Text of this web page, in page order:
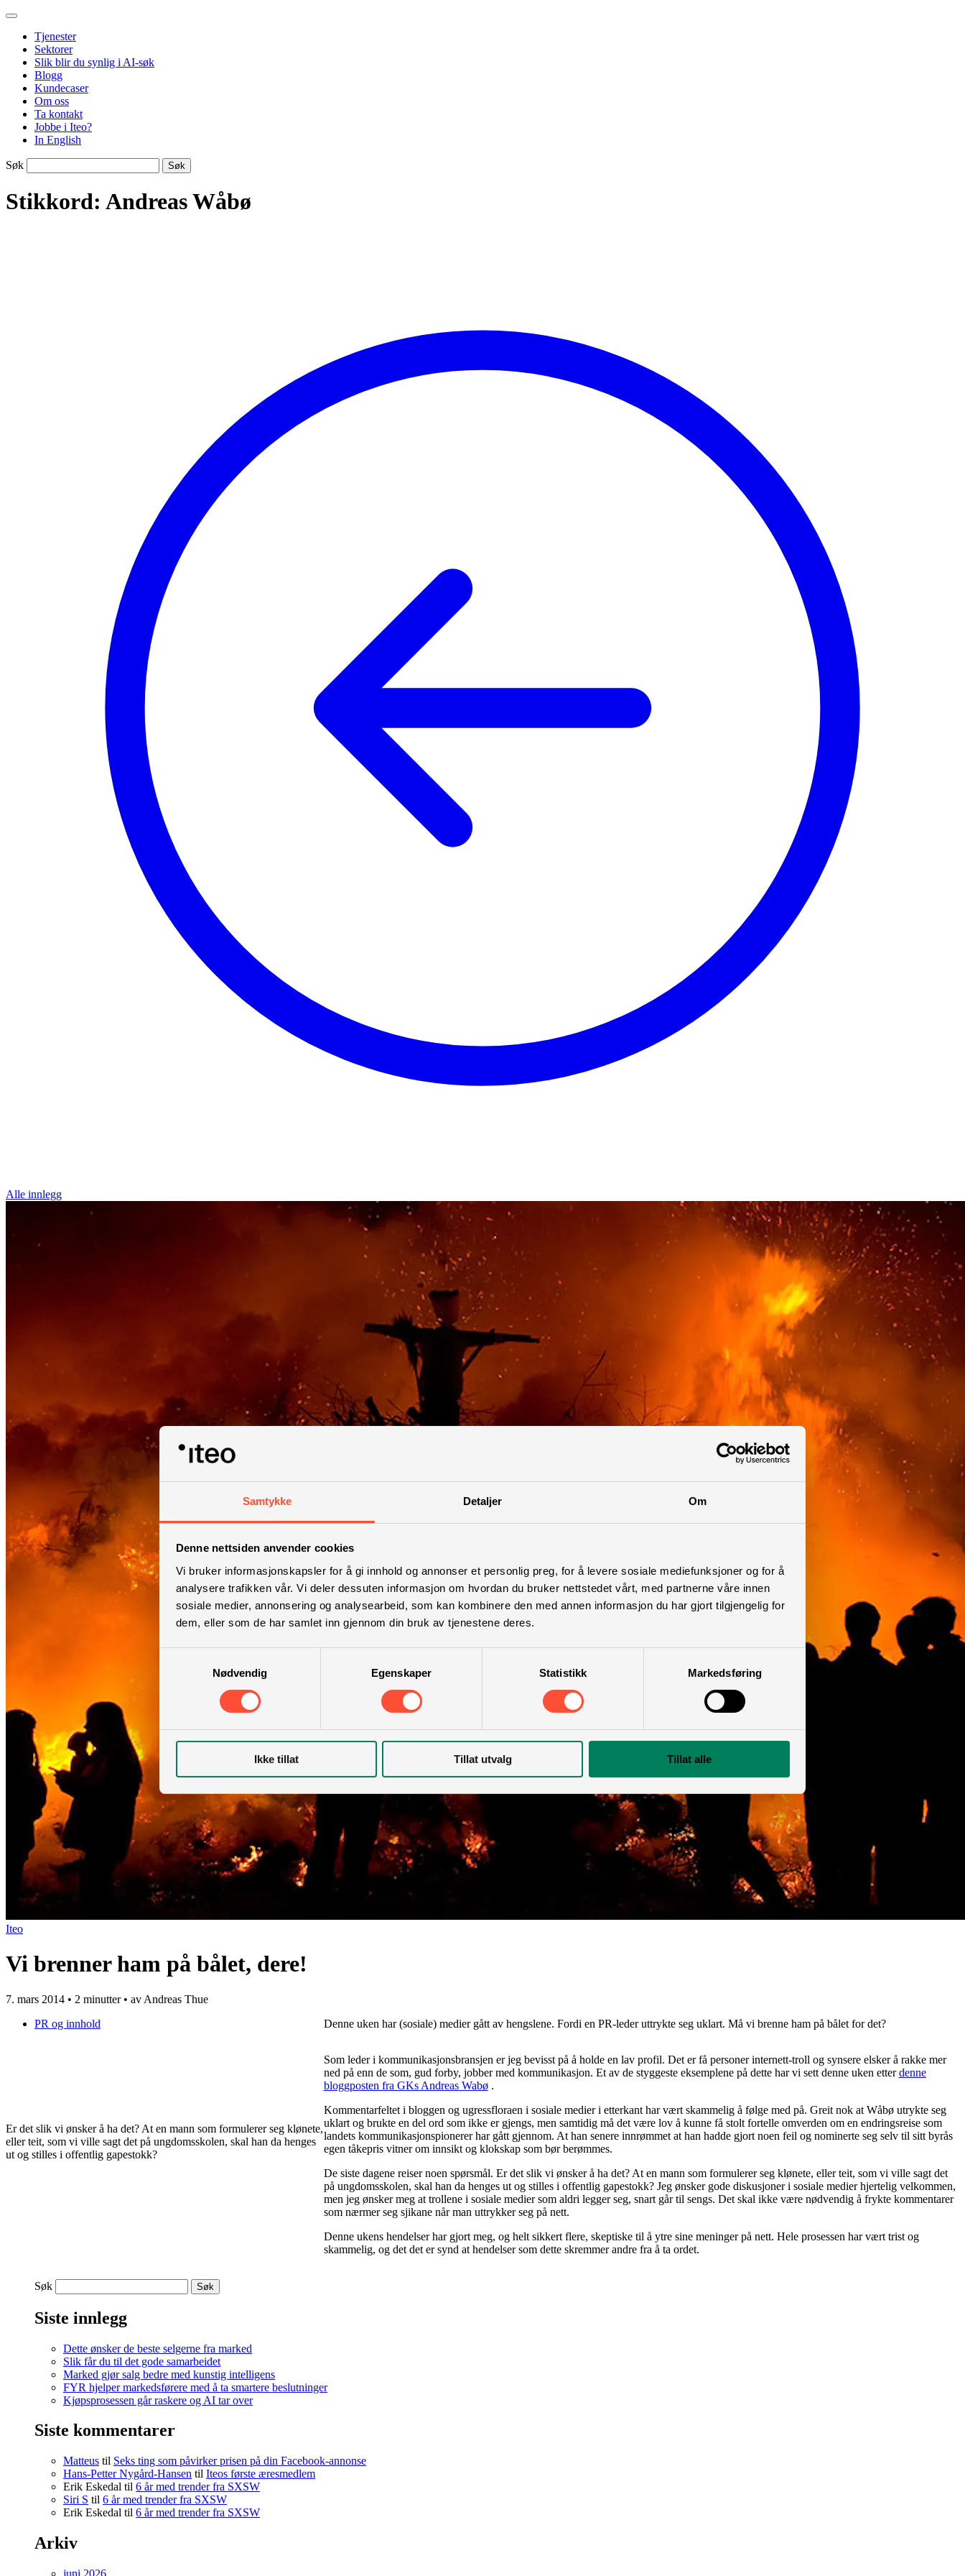
Samtykke Detaljer Om
Denne nettsiden anvender cookies
Vi bruker informasjonskapsler for å gi innhold og annonser et personlig preg, for å levere sosiale mediefunksjoner og for å
analysere trafikken vår. Vi deler dessuten informasjon om hvordan du bruker nettstedet vårt, med partnerne våre innen
sosiale medier, annonsering og analysearbeid, som kan kombinere den med annen informasjon du har gjort tilgjengelig for
dem, eller som de har samlet inn gjennom din bruk av tjenestene deres.
Nødvendig
Egenskaper Statistikk Markedsføring
Ikke tillat Tillat utvalg Tillat alle
Gå
innholdTjenester
Sektorer
Slik blir du synlig i AI-søk
Blogg
Kundecaser
Om oss
Ta kontakt
Jobbe i Iteo?
In English
Søk
Stikkord: Andreas Wåbø
Alle innlegg
Iteo
Vi brenner ham på bålet, dere!
7. mars 2014 • 2 minutter• av Andreas Thue
PR og innhold
Denne uken har (sosiale) medier gått av hengslene. Fordi en PR-leder uttrykte seg uklart. Må vi brenne ham på bålet for det?
Er det slik vi ønsker å ha det? At en mann som formulerer seg klønete,
eller teit, som vi ville sagt det på ungdomsskolen, skal han da henges
ut og stilles i offentlig gapestokk?
Som leder i kommunikasjonsbransjen er jeg bevisst på å holde en lav profil. Det er få personer internett-troll og synsere elsker å rakke mer
ned på enn de som, gud forby, jobber med kommunikasjon. Et av de styggeste eksemplene på dette har vi sett denne uken etterdenne
bloggposten fra GKs Andreas Wabø.
Kommentarfeltet i bloggen og ugressfloraen i sosiale medier i etterkant har vært skammelig å følge med på. Greit nok at Wåbø utrykte seg
uklart og brukte en del ord som ikke er gjengs, men samtidig må det være lov å kunne få stolt fortelle omverden om en endringsreise som
landets kommunikasjonspionerer har gått gjennom. At han senere innrømmet at han hadde gjort noen feil og nominerte seg selv til sitt byrås
egen tåkepris vitner om innsikt og klokskap som bør berømmes.
De siste dagene reiser noen spørsmål. Er det slik vi ønsker å ha det? At en mann som formulerer seg klønete, eller teit, som vi ville sagt det
på ungdomsskolen, skal han da henges ut og stilles i offentlig gapestokk? Jeg ønsker gode diskusjoner i sosiale medier hjertelig velkommen,
men jeg ønsker meg at trollene i sosiale medier som aldri legger seg, snart går til sengs. Det skal ikke være nødvendig å frykte kommentarer
som nærmer seg sjikane når man uttrykker seg på nett.
Denne ukens hendelser har gjort meg, og helt sikkert flere, skeptiske til å ytre sine meninger på nett. Hele prosessen har vært trist og
skammelig, og det det er synd at hendelser som dette skremmer andre fra å ta ordet.
Søk
Siste innlegg
Dette ønsker de beste selgerne fra marked
Slik får du til det gode samarbeidet
Marked gjør salg bedre med kunstig intelligens
FYR hjelper markedsførere med å ta smartere beslutninger
Kjøpsprosessen går raskere og AI tar over
Siste kommentarer
Matteus til Seks ting som påvirker prisen på din Facebook-annonse
Hans-Petter Nygård-Hansen til Iteos første æresmedlem
Erik Eskedal til 6 år med trender fra SXSW
Siri S til 6 år med trender fra SXSW
Erik Eskedal til 6 år med trender fra SXSW
Arkiv